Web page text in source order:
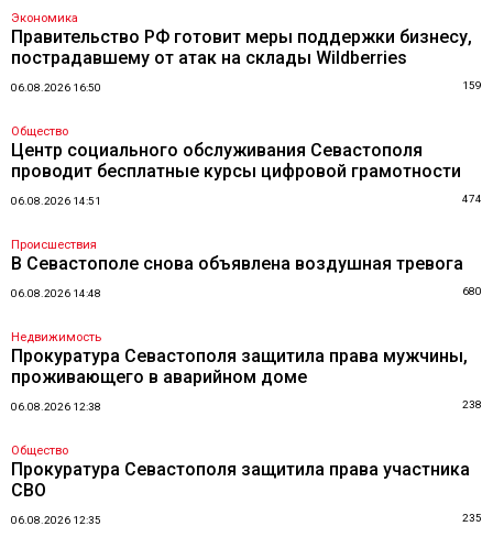
Экономика
Правительство РФ готовит меры поддержки бизнесу,
пострадавшему от атак на склады Wildberries
06.08.2026 16:50 159
Общество
Центр социального обслуживания Севастополя
проводит бесплатные курсы цифровой грамотности
06.08.2026 14:51 474
Происшествия
В Севастополе снова объявлена воздушная тревога
06.08.2026 14:48 680
Недвижимость
Прокуратура Севастополя защитила права мужчины,
проживающего в аварийном доме
06.08.2026 12:38 238
Общество
Прокуратура Севастополя защитила права участника
СВО
06.08.2026 12:35 235